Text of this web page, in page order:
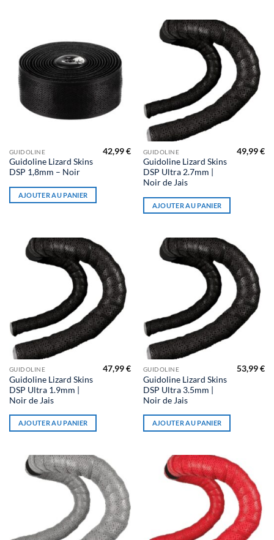
choisies
sur
page
produit
GUIDOLINE
Guidoline Lizard Skins
DSP 1,8mm – Noir
42,99€
AJOUTER AU PANIER
GUIDOLINE
Guidoline Lizard Skins
DSP Ultra 2.7mm |
Noir de Jais
49,99€
AJOUTER AU PANIER
GUIDOLINE
Guidoline Lizard Skins
DSP Ultra 1.9mm |
Noir de Jais
47,99€
AJOUTER AU PANIER
GUIDOLINE
Guidoline Lizard Skins
DSP Ultra 3.5mm |
Noir de Jais
53,99€
AJOUTER AU PANIER